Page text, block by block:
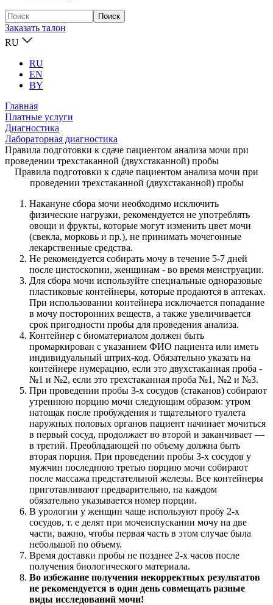
Заказать талон
RU
RU
EN
BY
Главная
Платные услуги
Диагностика
Лабораторная диагностика
Правила подготовки к сдаче пациентом анализа мочи при
проведении трехстаканной (двухстаканной) пробы
Правила подготовки к сдаче пациентом анализа мочи при
проведении трехстаканной (двухстаканной) пробы
Накануне сбора мочи необходимо исключить
физические нагрузки, рекомендуется не употреблять
овощи и фрукты, которые могут изменить цвет мочи
(свекла, морковь и пр.), не принимать мочегонные
лекарственные средства.
Не рекомендуется собирать мочу в течение 5-7 дней
после цистоскопии, женщинам - во время менструации.
Для сбора мочи используйте специальные одноразовые
пластиковые контейнеры, которые продаются в аптеках.
При использовании контейнера исключается попадание
в мочу посторонних веществ, а также увеличивается
срок пригодности пробы для проведения анализа.
Контейнер с биоматериалом должен быть
промаркирован с указанием ФИО пациента или иметь
индивидуальный штрих-код. Обязательно указать на
контейнере нумерацию, если это двухстаканная проба -
№1 и №2, если это трехстаканная проба №1, №2 и №3.
При проведении пробы 3-х сосудов (стаканов) собирают
утреннюю порцию мочи следующим образом: утром
натощак после пробуждения и тщательного туалета
наружных половых органов пациент начинает мочиться
в первый сосуд, продолжает во второй и заканчивает —
в третий. Преобладающей по объему должна быть
вторая порция. При проведении пробы 3-х сосудов у
мужчин последнюю третью порцию мочи собирают
после массажа предстательной железы. Все контейнеры
приготавливают предварительно, на каждом
обязательно указывается номер порции.
В урологии у женщин чаще используют пробу 2-х
сосудов, т. е делят при мочеиспускании мочу на две
части, важно, чтобы первая часть в этом случае была
небольшой по объему.
Время доставки пробы не позднее 2-х часов после
получения биологического материала.
Во избежание получения некорректных результатов
не рекомендуется в один день совмещать разные
виды исследований мочи!